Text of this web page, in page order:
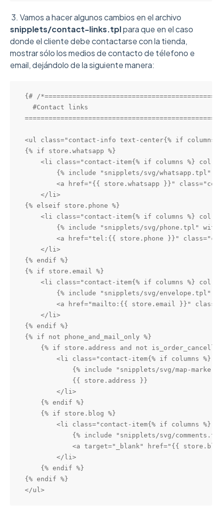
3. Vamos a hacer algunos cambios en el archivo
snipplets/contact-links.tplpara que en el caso
donde el cliente debe contactarse con la tienda,
mostrar sólo los medios de contacto de télefono e
email, dejándolo de la siguiente manera:
{# /
  #Contact links
<ul class="contact-info text-center{% if columns
{% if store.whatsapp %}
<li class="contact-item{% if columns %} col-6
{% include "snipplets/svg/whatsapp.tpl"
<a href="{{ store.whatsapp }}"
    </li>
{% elseif store.phone %}
<li class="contact-item{% if columns %} col-6
{% include "snipplets/svg/phone.tpl"
<a href="tel:{{ store.phone }}"
    </li>
{% endif %}
{% if store.email %}
<li class="contact-item{% if columns %} col-6
{% include "snipplets/svg/envelope.tpl"
<a href="mailto:{{ store.email }}"
    </li>
{% endif %}
{% if not phone_and_mail_only %}
{% if store.address and not
<li class="contact-item{% if columns %}
{% include "snipplets/svg/map-
            {{ store.address }}
        </li>
    {% endif %}
    {% if store.blog %}
<li class="contact-item{% if columns %}
{% include "snipplets/svg/
<a target="_blank" href="{{
        </li>
    {% endif %}
{% endif %}
</ul>